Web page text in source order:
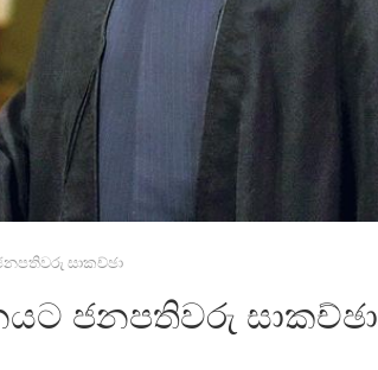
සාකච්ඡා
ජනපතිවරු සාකච්ඡා